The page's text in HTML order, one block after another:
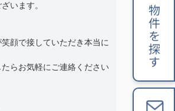
います。
顔で接していただき本当に
らお気軽にご連絡ください
物件を探す